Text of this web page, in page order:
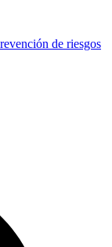
de riesgos